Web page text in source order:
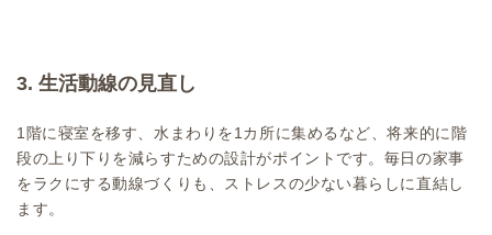
3. 生活動線の見直し
1階に寝室を移す、水まわりを1カ所に集めるなど、将来的に階
段の上り下りを減らすための設計がポイントです。毎日の家事
をラクにする動線づくりも、ストレスの少ない暮らしに直結し
ます。